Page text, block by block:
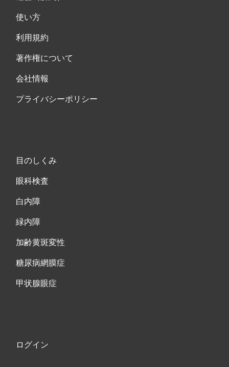
使い方
利用規約
著作権について
会社情報
プライバシーポリシー
目のしくみ
眼科検査
白内障
緑内障
加齢黄斑変性
糖尿病網膜症
甲状腺眼症
ログイン